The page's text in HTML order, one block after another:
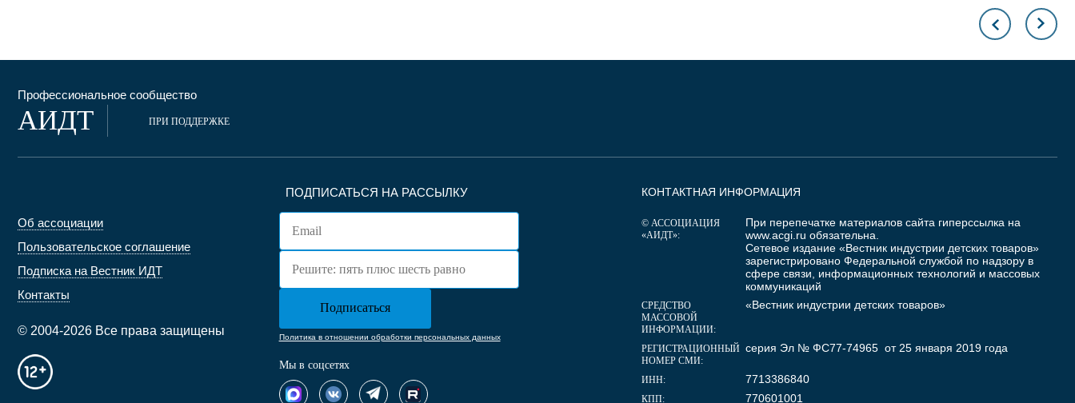
Профессиональное сообщество
АИДТ ПРИ ПОДДЕРЖКЕ
Об ассоциации
Пользовательское соглашение
Подписка на Вестник ИДТ
Контакты
© 2004-2026 Все права защищены
ПОДПИСАТЬСЯ НА РАССЫЛКУ
Политика в отношении обработки персональных данных
Мы в соцсетях
КОНТАКТНАЯ ИНФОРМАЦИЯ
© АССОЦИАЦИЯ
«АИДТ»:
При перепечатке материалов сайта гиперссылка на
www.acgi.ru обязательна.
Сетевое издание «Вестник индустрии детских товаров»
зарегистрировано Федеральной службой по надзору в
сфере связи, информационных технологий и массовых
коммуникаций
СРЕДСТВО
МАССОВОЙ
ИНФОРМАЦИИ:
«Вестник индустрии детских товаров»
РЕГИСТРАЦИОННЫЙ
НОМЕР СМИ:
серия Эл № ФС77-74965 от 25 января 2019 года
ИНН: 7713386840
КПП: 770601001